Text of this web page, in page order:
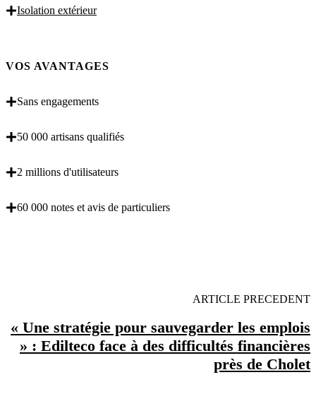
Isolation extérieur
VOS AVANTAGES
Sans engagements
50 000 artisans qualifiés
2 millions d'utilisateurs
60 000 notes et avis de particuliers
ARTICLE PRECEDENT
« Une stratégie pour sauvegarder les emplois
» : Edilteco face à des difficultés financières
près de Cholet